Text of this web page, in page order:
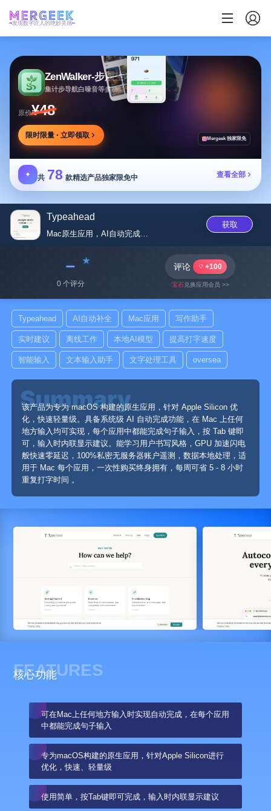
发现数字匠人的绝妙灵感
ZenWalker-步履生花
集计步导航白噪音等多功能于一体的健康应用
原价¥48
限时限量 · 立即领取 Mergeek 独家限免
✦ 共 78 款精选产品独家限免中 查看全部
Typeahead
Mac原生应用，AI自动完成，...
获取
﹣
0 个评分
评论 +100
宝石兑换应用会员 >>
Typeahead AI自动补全 Mac应用 写作助手
实时建议 离线工作 本地AI模型 提高打字速度
智能输入 文本输入助手 文字处理工具 oversea
该产品为专为 macOS 构建的原生应用，针对 Apple Silicon 优
化，快速轻量级。具备系统级 AI 自动完成功能，在 Mac 上任何
地方输入均可实现，每个应用中都能完成句子输入，按 Tab 键即
可，输入时内联显示建议。能学习用户书写风格，GPU 加速闪电
般快速零延迟，100%私密无服务器账户遥测，数据本地处理，适
用于 Mac 每个应用，一次性购买终身拥有，每周可省 5 - 8 小时
重复打字时间 。
FEATURES
核心功能
可在Mac上任何地方输入时实现自动完成，在每个应用
中都能完成句子输入
专为macOS构建的原生应用，针对Apple Silicon进行
优化，快速、轻量级
使用简单，按Tab键即可完成，输入时内联显示建议